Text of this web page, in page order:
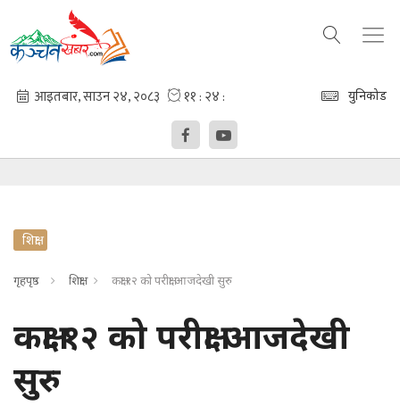
युनिकोड
शिक्षा
गृहपृष्ठ शिक्षा कक्षा १२ को परीक्षा आजदेखी सुरु
कक्षा १२ को परीक्षा आजदेखी
सुरु